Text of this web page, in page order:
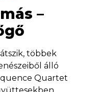
–
többek
álló
Quartet